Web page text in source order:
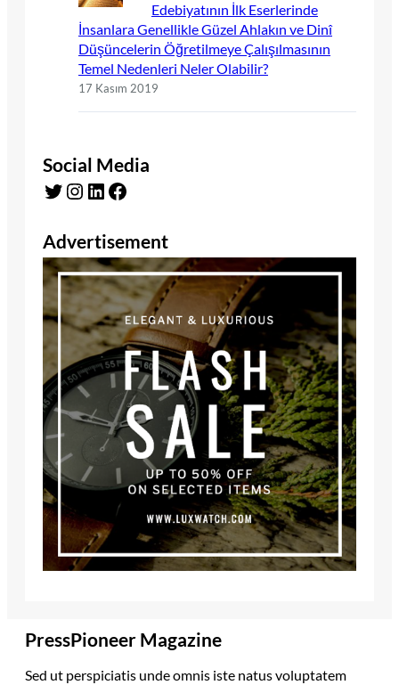
Edebiyatının İlk Eserlerinde
İnsanlara Genellikle Güzel Ahlakın ve Dinî
Düşüncelerin Öğretilmeye Çalışılmasının
Temel Nedenleri Neler Olabilir?
17 Kasım 2019
Social Media
Twitter Instagram LinkedIn Facebook
Advertisement
PressPioneer Magazine
Sed ut perspiciatis unde omnis iste natus voluptatem